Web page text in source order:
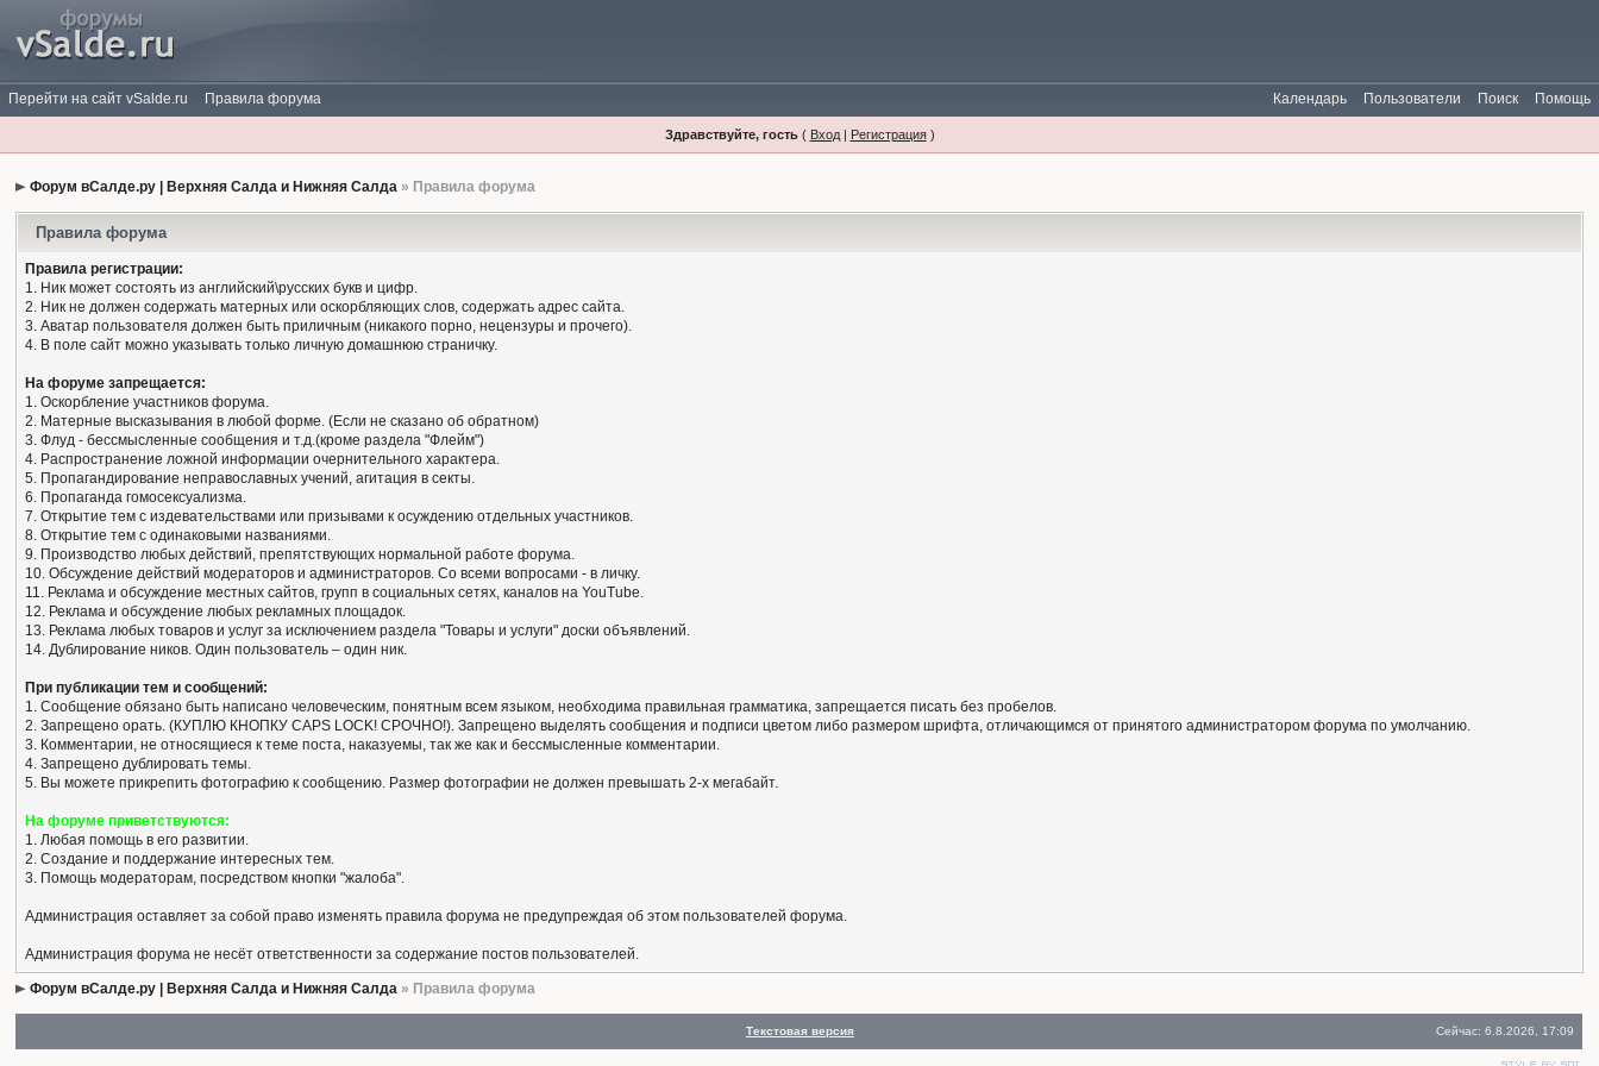
Перейти на сайт vSalde.ru Правила форума Помощь
Поиск
Пользователи
Календарь
Здравствуйте, гость( Вход| Регистрация)
Форум вСалде.ру | Верхняя Салда и Нижняя Салда » Правила форума
Правила форума
Правила регистрации:
1. Ник может состоять из английский\русских букв и цифр.
2. Ник не должен содержать матерных или оскорбляющих слов, содержать адрес сайта.
3. Аватар пользователя должен быть приличным (никакого порно, нецензуры и прочего).
4. В поле сайт можно указывать только личную домашнюю страничку.
На форуме запрещается:
1. Оскорбление участников форума.
2. Матерные высказывания в любой форме. (Если не сказано об обратном)
3. Флуд - бессмысленные сообщения и т.д.(кроме раздела "Флейм")
4. Распространение ложной информации очернительного характера.
5. Пропагандирование неправославных учений, агитация в секты.
6. Пропаганда гомосексуализма.
7. Открытие тем с издевательствами или призывами к осуждению отдельных участников.
8. Открытие тем с одинаковыми названиями.
9. Производство любых действий, препятствующих нормальной работе форума.
10. Обсуждение действий модераторов и администраторов. Со всеми вопросами - в личку.
11. Реклама и обсуждение местных сайтов, групп в социальных сетях, каналов на YouTube.
12. Реклама и обсуждение любых рекламных площадок.
13. Реклама любых товаров и услуг за исключением раздела "Товары и услуги" доски объявлений.
14. Дублирование ников. Один пользователь – один ник.
При публикации тем и сообщений:
1. Сообщение обязано быть написано человеческим, понятным всем языком, необходима правильная грамматика, запрещается писать без пробелов.
2. Запрещено орать. (КУПЛЮ КНОПКУ CAPS LOCK! СРОЧНО!). Запрещено выделять сообщения и подписи цветом либо размером шрифта, отличающимся от принятого администратором форума по умолчанию.
3. Комментарии, не относящиеся к теме поста, наказуемы, так же как и бессмысленные комментарии.
4. Запрещено дублировать темы.
5. Вы можете прикрепить фотографию к сообщению. Размер фотографии не должен превышать 2-х мегабайт.
На форуме приветствуются:
1. Любая помощь в его развитии.
2. Создание и поддержание интересных тем.
3. Помощь модераторам, посредством кнопки "жалоба".
Администрация оставляет за собой право изменять правила форума не предупреждая об этом пользователей форума.
Администрация форума не несёт ответственности за содержание постов пользователей.
Форум вСалде.ру | Верхняя Салда и Нижняя Салда » Правила форума
Текстовая версия Сейчас: 6.8.2026, 17:09